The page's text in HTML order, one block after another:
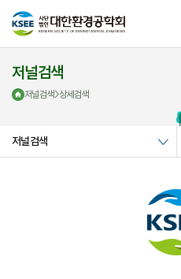
저널검색
저널검색>상세검색
저널검색